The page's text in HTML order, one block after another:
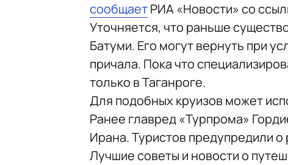
сообщаетРИА «Новости» со
Уточняется, что раньше
Батуми. Его могут вернуть при
причала. Пока что
только в Таганроге.
Для подобных круизов может
Ранее главред «Турпрома»
Ирана. Туристов предупредили о
Лучшие советы и новости о